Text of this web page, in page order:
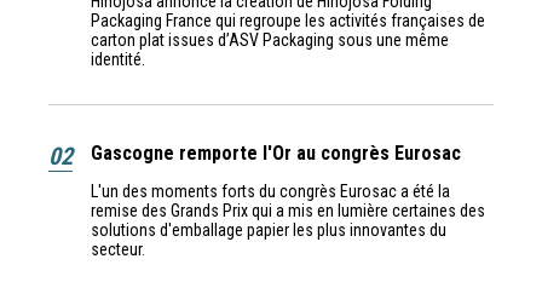
Packaging France qui regroupe les activités françaises de
carton plat issues d’ASV Packaging sous une même
identité.
02 Gascogne remporte l'Or au congrès Eurosac
L'un des moments forts du congrès Eurosac a été la
remise des Grands Prix qui a mis en lumière certaines des
solutions d'emballage papier les plus innovantes du
secteur.